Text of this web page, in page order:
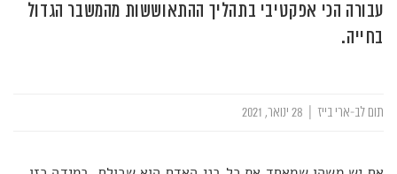
עבורה הכי אפקטיבי בתהליך ההתאוששות מהמשבר הגדול
בחייה.
תום לב-ארי בייז